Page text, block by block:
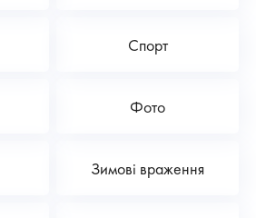
Спорт
Фото
Зимові враження